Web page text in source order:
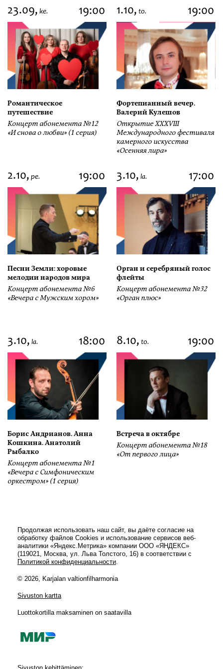
23.09, ke. 19:00
Романтическое
путешествие
Концерт абонемента №12
«И снова о любви» (1 серия)
1.10, to. 19:00
Фортепианный вечер.
Валерий Кулешов
Открытие ХХХVIII
Международного фестиваля
камерного искусства
«Осенняя лира»
2.10, pe. 19:00
Песни Земли: хоровые
мелодии народов мира
Концерт абонемента №6
«Вечера с Мужским хором»
3.10, la. 17:00
Орган и серебряный голос
флейты
Концерт абонемента №32
«Орган плюс»
3.10, la. 18:00
Борис Андрианов. Анна
Кошкина. Анатолий
Рыбалко
Концерт абонемента №1
«Вечера с Симфоническим
оркестром» (1 серия)
8.10, to. 19:00
Встреча в октябре
Концерт абонемента №18
«От первого лица»
Продолжая использовать наш сайт, вы даёте согласие на
обработку файлов Cookies и использование сервисов веб-
аналитики «Яндекс.Метрика» компании ООО «ЯНДЕКС»
(119021, Москва, ул. Льва Толстого, 16) в соответствии с
Политикой конфиденциальности.
© 2026, Karjalan valtionfilharmonia
Sivuston kartta
Luottokortilla maksaminen on saatavilla